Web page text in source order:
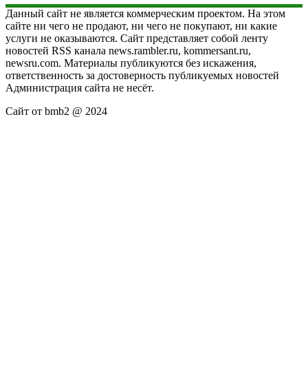
Данный сайт не является коммерческим проектом. На этом
сайте ни чего не продают, ни чего не покупают, ни какие
услуги не оказываются. Сайт представляет собой ленту
новостей RSS канала news.rambler.ru, kommersant.ru,
newsru.com. Материалы публикуются без искажения,
ответственность за достоверность публикуемых новостей
Администрация сайта не несёт.
Сайт от bmb2 @ 2024